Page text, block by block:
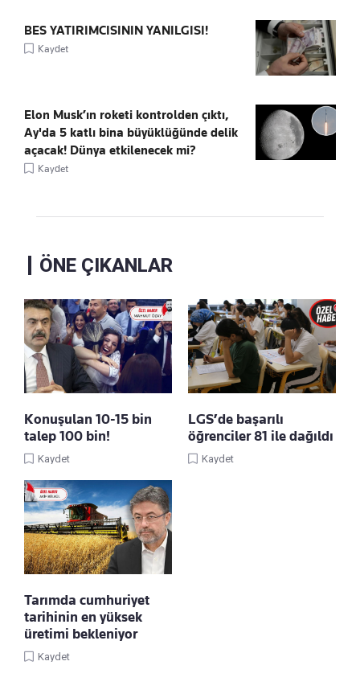
BES YATIRIMCISININ YANILGISI!
Kaydet
Elon Musk’ın roketi kontrolden çıktı,
Ay'da 5 katlı bina büyüklüğünde delik
açacak! Dünya etkilenecek mi?
Kaydet
ÖNE ÇIKANLAR
Konuşulan 10-15 bin
talep 100 bin!
Kaydet
LGS’de başarılı
öğrenciler 81 ile dağıldı
Kaydet
Tarımda cumhuriyet
tarihinin en yüksek
üretimi bekleniyor
Kaydet